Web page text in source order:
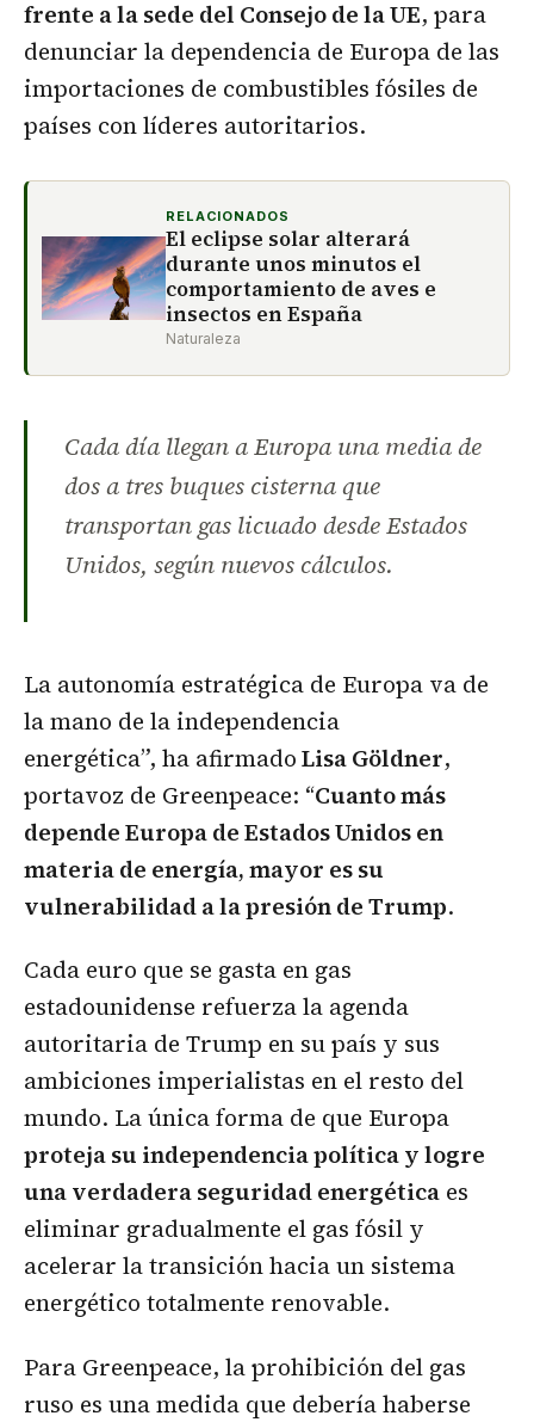
frente a la sede del Consejo de la UE, para
denunciar la dependencia de Europa de las
importaciones de combustibles fósiles de
países con líderes autoritarios.
RELACIONADOS
El eclipse solar alterará
durante unos minutos el
comportamiento de aves e
insectos en España
Naturaleza
Cada día llegan a Europa una media de
dos a tres buques cisterna que
transportan gas licuado desde Estados
Unidos, según nuevos cálculos.
La autonomía estratégica de Europa va de
la mano de la independencia
energética”, ha afirmadoLisa Göldner,
portavoz de Greenpeace: “Cuanto más
depende Europa de Estados Unidos en
materia de energía, mayor es su
vulnerabilidad a la presión de Trump.
Cada euro que se gasta en gas
estadounidense refuerza la agenda
autoritaria de Trump en su país y sus
ambiciones imperialistas en el resto del
mundo. La única forma de que Europa
proteja su independencia política y logre
una verdadera seguridad energética es
eliminar gradualmente el gas fósil y
acelerar la transición hacia un sistema
energético totalmente renovable.
Para Greenpeace, la prohibición del gas
ruso es una medida que debería haberse